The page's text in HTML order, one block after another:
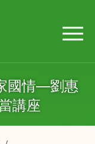
國情—劉惠
講座